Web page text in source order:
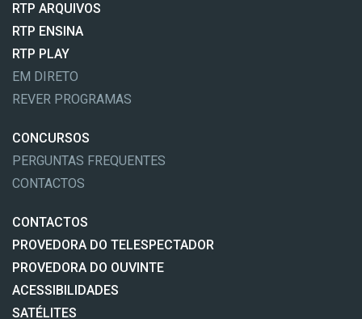
RTP ARQUIVOS
RTP ENSINA
RTP PLAY
EM DIRETO
REVER PROGRAMAS
CONCURSOS
PERGUNTAS FREQUENTES
CONTACTOS
CONTACTOS
PROVEDORA DO TELESPECTADOR
PROVEDORA DO OUVINTE
ACESSIBILIDADES
SATÉLITES